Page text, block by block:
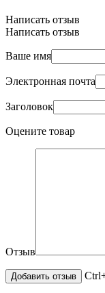
Написать отзыв
Написать отзыв
Ваше имя
Электронная почта
Заголовок
Оцените товар
Отзыв